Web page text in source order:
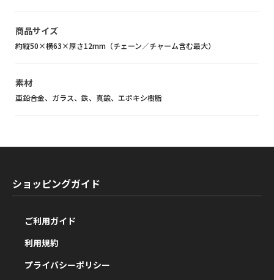
商品サイズ
約縦50×横63×厚さ12mm（チェーン／チャーム含む最大）
素材
亜鉛合金、ガラス、鉄、真鍮、エポキシ樹脂
ショッピングガイド
ご利用ガイド
利用規約
プライバシーポリシー